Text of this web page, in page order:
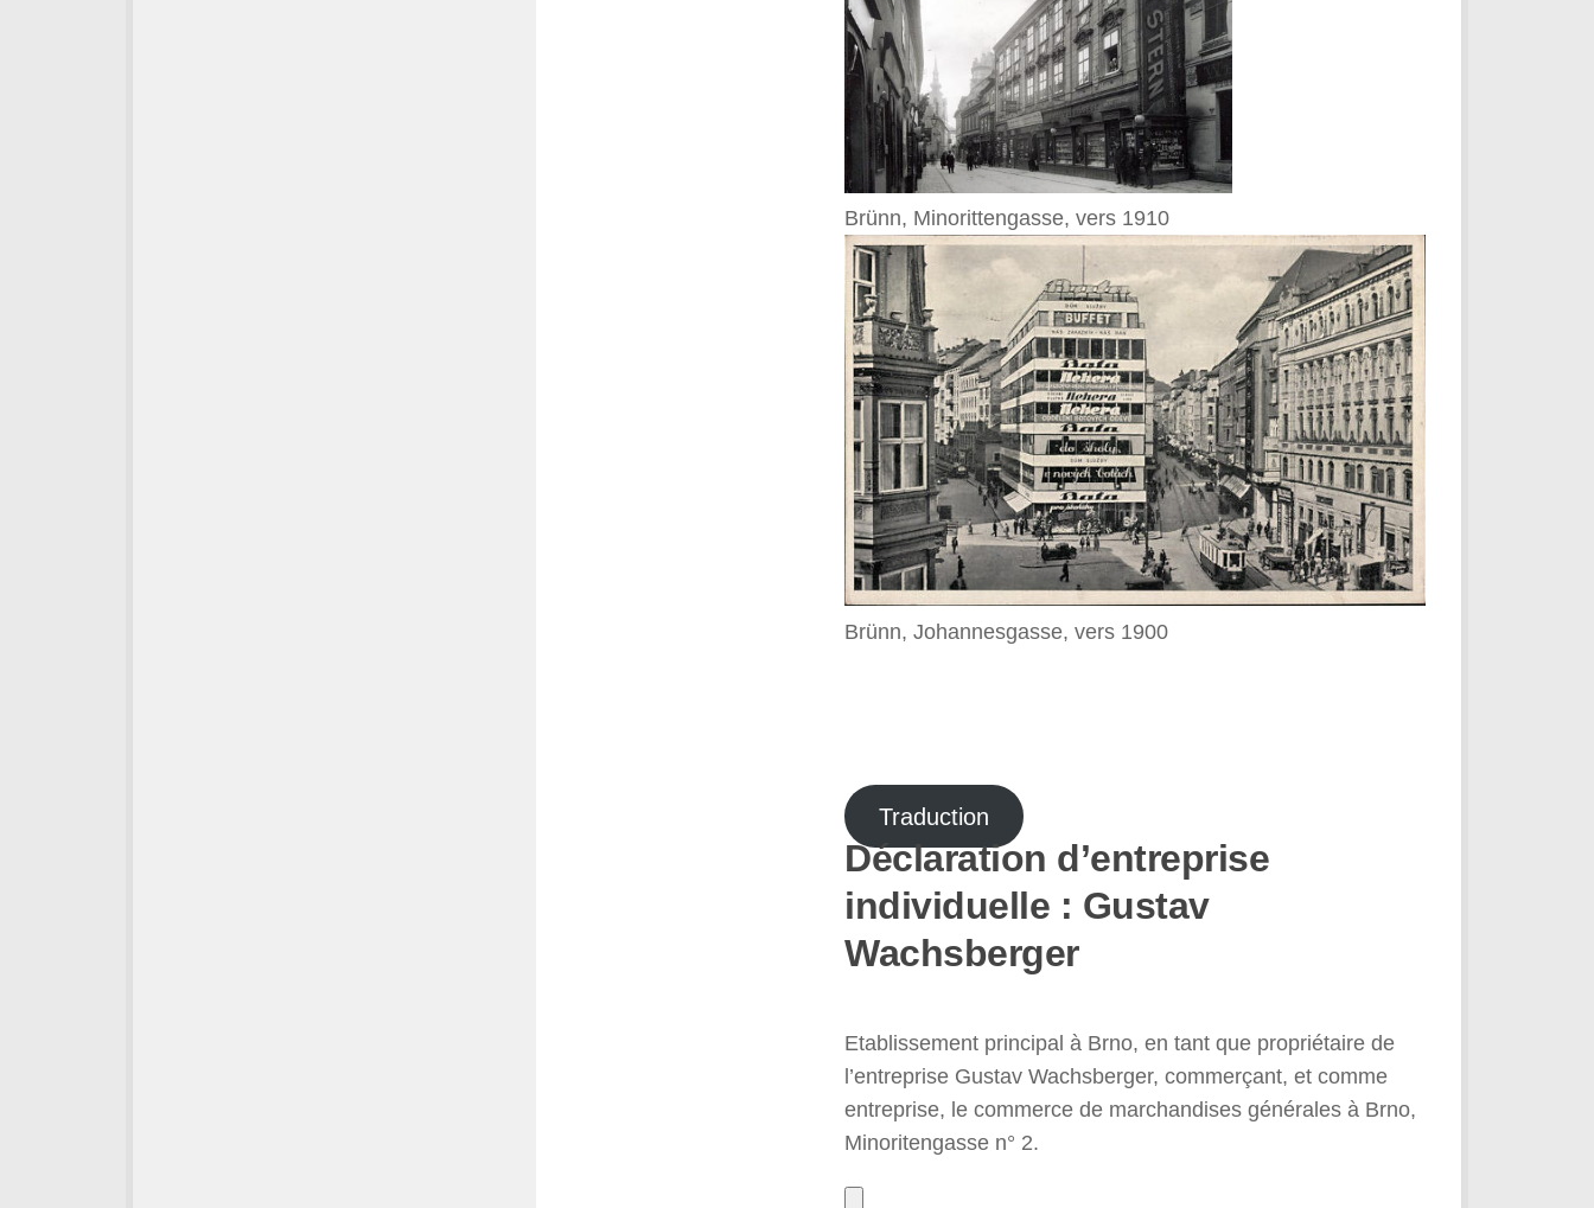
Brünn, Minorittengasse, vers 1910
Brünn, Johannesgasse, vers 1900
Traduction
Déclaration d’entreprise
individuelle : Gustav
Wachsberger
Etablissement principal à Brno, en tant que propriétaire de
l’entreprise Gustav Wachsberger, commerçant, et comme
entreprise, le commerce de marchandises générales à Brno,
Minoritengasse n° 2.